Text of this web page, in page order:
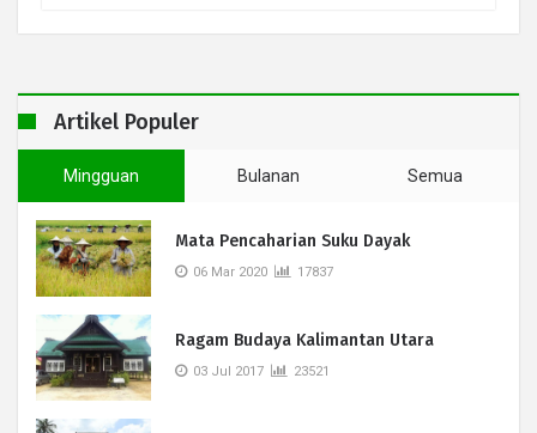
Artikel Populer
Mingguan Bulanan Semua
Mata Pencaharian Suku Dayak
06 Mar 2020 17837
Ragam Budaya Kalimantan Utara
03 Jul 2017 23521